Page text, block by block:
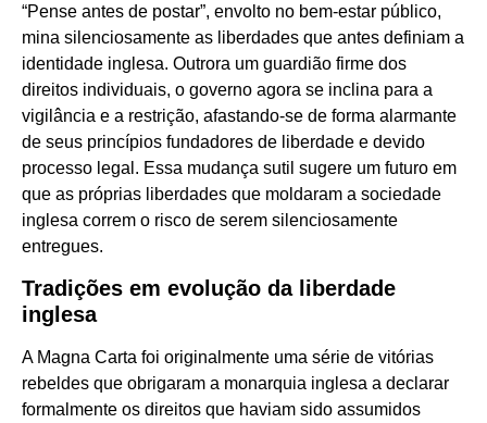
“Pense antes de postar”, envolto no bem-estar público,
mina silenciosamente as liberdades que antes definiam a
identidade inglesa. Outrora um guardião firme dos
direitos individuais, o governo agora se inclina para a
vigilância e a restrição, afastando-se de forma alarmante
de seus princípios fundadores de liberdade e devido
processo legal. Essa mudança sutil sugere um futuro em
que as próprias liberdades que moldaram a sociedade
inglesa correm o risco de serem silenciosamente
entregues.
Tradições em evolução da liberdade
inglesa
A Magna Carta foi originalmente uma série de vitórias
rebeldes que obrigaram a monarquia inglesa a declarar
formalmente os direitos que haviam sido assumidos